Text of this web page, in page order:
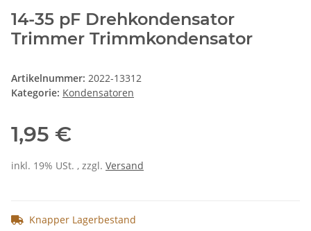
14-35 pF Drehkondensator
Trimmer Trimmkondensator
Artikelnummer: 2022-13312
Kategorie: Kondensatoren
1,95 €
inkl. 19% USt. , zzgl. Versand
Knapper Lagerbestand